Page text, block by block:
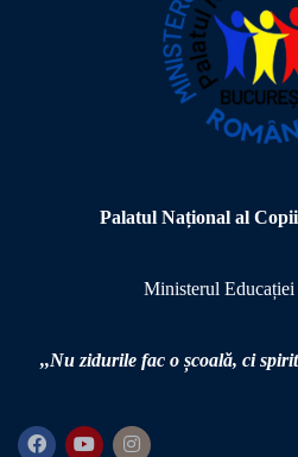
Palatul Național al
Ministerul Educației
,,Nu zidurile fac o școală, ci